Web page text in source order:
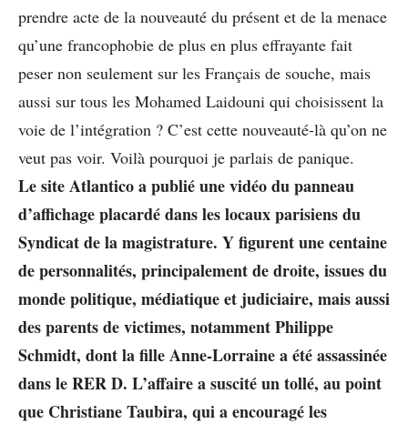
prendre acte de la nouveauté du présent et de la menace
qu’une francophobie de plus en plus effrayante fait
peser non seulement sur les Français de souche, mais
aussi sur tous les Mohamed Laidouni qui choisissent la
voie de l’intégration ? C’est cette nouveauté-là qu’on ne
veut pas voir. Voilà pourquoi je parlais de panique.
Le site Atlantico a publié une vidéo du panneau
d’affichage placardé dans les locaux parisiens du
Syndicat de la magistrature. Y figurent une centaine
de personnalités, principalement de droite, issues du
monde politique, médiatique et judiciaire, mais aussi
des parents de victimes, notamment Philippe
Schmidt, dont la fille Anne-Lorraine a été assassinée
dans le RER D. L’affaire a suscité un tollé, au point
que Christiane Taubira, qui a encouragé les